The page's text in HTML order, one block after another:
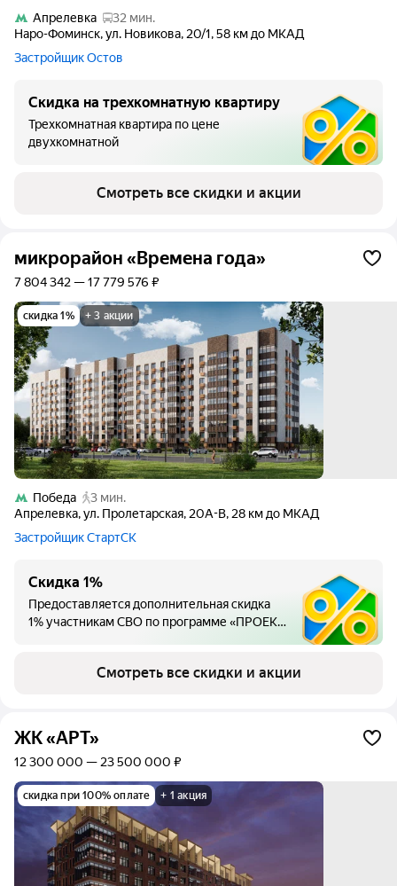
Апрелевка
32 мин.
Наро-Фоминск,ул. Новикова, 20/1,58 км до МКАД
Застройщик Остов
Скидка на трехкомнатную квартиру
Трехкомнатная квартира по цене
двухкомнатной
Смотреть все скидки и акции
микрорайон «Времена года»
7 804 342 — 17 779 576 ₽
скидка 1% + 3 акции
Победа
3 мин.
Апрелевка,ул. Пролетарская, 20А-В, 28 км до МКАД
Застройщик СтартСК
Скидка 1%
Предоставляется дополнительная скидка
1% участникам СВО по программе «ПРОЕКТ
Смотреть все скидки и акции
ЖК «АРТ»
12 300 000 — 23 500 000 ₽
скидка при 100% оплате + 1 акция